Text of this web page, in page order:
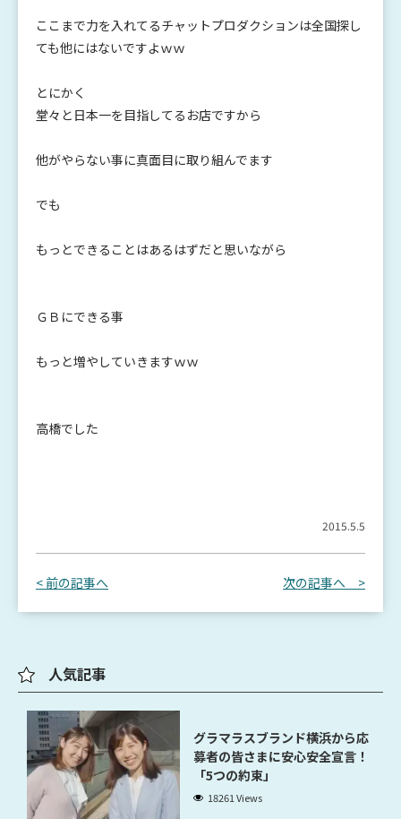
ここまで力を入れてるチャットプロダクションは全国探し
ても他にはないですよｗｗ
とにかく
堂々と日本一を目指してるお店ですから
他がやらない事に真面目に取り組んでます
でも
もっとできることはあるはずだと思いながら
ＧＢにできる事
もっと増やしていきますｗｗ
高橋でした
2015.5.5
< 前の記事へ 次の記事へ >
人気記事
グラマラスブランド横浜から応
募者の皆さまに安心安全宣言！
「5つの約束」
18261 Views